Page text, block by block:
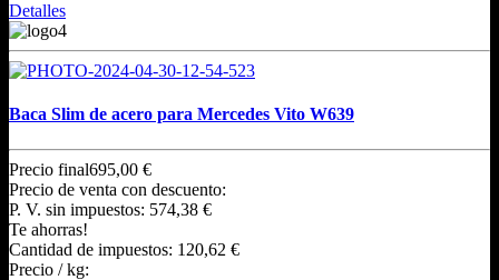
Detalles
Baca Slim de acero para Mercedes Vito W639
Precio final695,00 €
Precio de venta con descuento:
P. V. sin impuestos: 574,38 €
Te ahorras!
Cantidad de impuestos: 120,62 €
Precio / kg: